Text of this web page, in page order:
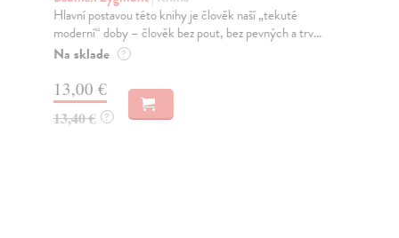
Hlavní postavou této knihy je člověk naší „tekuté
moderní“ doby – člověk bez pout, bez pevných a trv...
Na sklade ?
13,00 €
13,40 € ?